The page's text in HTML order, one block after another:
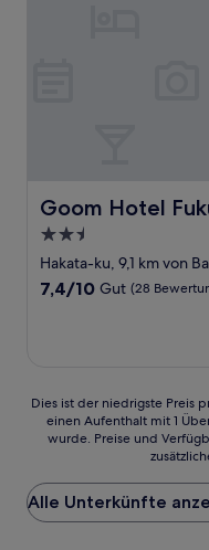
Goom Hotel
Goom Hotel Fukuoka
2.5-
Sterne-
Unterkunft
Hakata-ku, 9,1 km von
7.4
7,4/10 Gut (28
Dies
der
Preis
pro
Nacht,
Dies ist der niedrigste Preis
einen Aufenthalt mit 1
wurde. Preise und
Alle Unterkünfte